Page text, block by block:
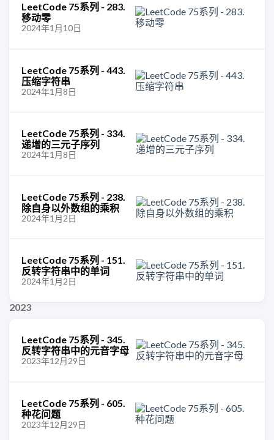
LeetCode 75系列 - 283.
移动零
2024年1月10日
LeetCode 75系列 - 443.
压缩字符串
2024年1月8日
LeetCode 75系列 - 334.
递增的三元子序列
2024年1月8日
LeetCode 75系列 - 238.
除自身以外数组的乘积
2024年1月2日
LeetCode 75系列 - 151.
反转字符串中的单词
2024年1月2日
2023
LeetCode 75系列 - 345.
反转字符串中的元音字母
2023年12月29日
LeetCode 75系列 - 605.
种花问题
2023年12月29日